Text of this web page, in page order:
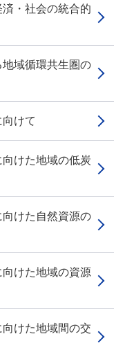
・社会の統合的
域循環共生圏の
けて
けた地域の低炭
けた自然資源の
けた地域の資源
けた地域間の交